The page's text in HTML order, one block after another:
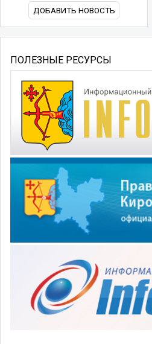
ДОБАВИТЬ НОВОСТЬ
ПОЛЕЗНЫЕ РЕСУРСЫ